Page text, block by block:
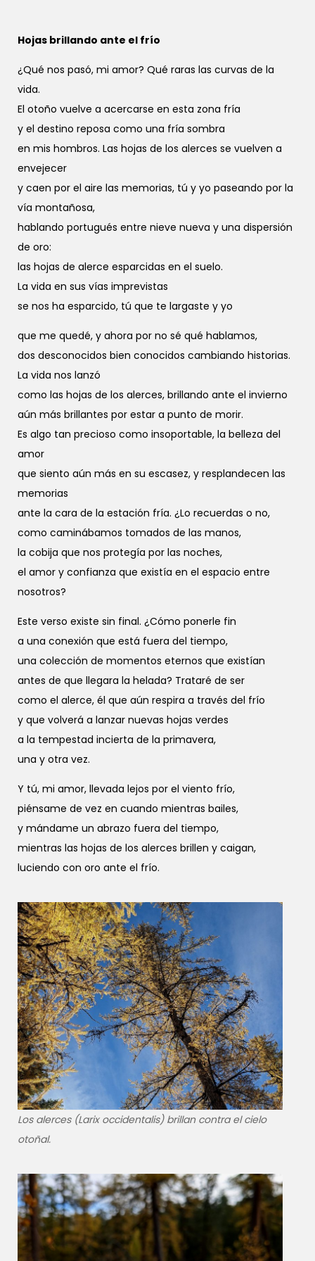
Hojas brillando ante el frío
¿Qué nos pasó, mi amor? Qué raras las curvas de la
vida.
El otoño vuelve a acercarse en esta zona fría
y el destino reposa como una fría sombra
en mis hombros. Las hojas de los alerces se vuelven a
envejecer
y caen por el aire las memorias, tú y yo paseando por la
vía montañosa,
hablando portugués entre nieve nueva y una dispersión
de oro:
las hojas de alerce esparcidas en el suelo.
La vida en sus vías imprevistas
se nos ha esparcido, tú que te largaste y yo
que me quedé, y ahora por no sé qué hablamos,
dos desconocidos bien conocidos cambiando historias.
La vida nos lanzó
como las hojas de los alerces, brillando ante el invierno
aún más brillantes por estar a punto de morir.
Es algo tan precioso como insoportable, la belleza del
amor
que siento aún más en su escasez, y resplandecen las
memorias
ante la cara de la estación fría. ¿Lo recuerdas o no,
como caminábamos tomados de las manos,
la cobija que nos protegía por las noches,
el amor y confianza que existía en el espacio entre
nosotros?
Este verso existe sin final. ¿Cómo ponerle fin
a una conexión que está fuera del tiempo,
una colección de momentos eternos que existían
antes de que llegara la helada? Trataré de ser
como el alerce, él que aún respira a través del frío
y que volverá a lanzar nuevas hojas verdes
a la tempestad incierta de la primavera,
una y otra vez.
Y tú, mi amor, llevada lejos por el viento frío,
piénsame de vez en cuando mientras bailes,
y mándame un abrazo fuera del tiempo,
mientras las hojas de los alerces brillen y caigan,
luciendo con oro ante el frío.
Los alerces (Larix occidentalis) brillan contra el cielo
otoñal.